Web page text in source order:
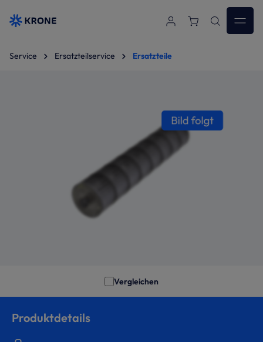
Zum Hauptinhalt springen
Service Ersatzteilservice Ersatzteile
Vergleichen
Produktdetails